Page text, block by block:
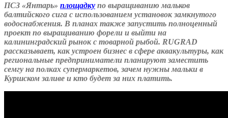
ПСЗ «Янтарь» площадку по выращиванию мальков
балтийского сига с использованием установок замкнутого
водоснабжения. В планах также запустить полноценный
проект по выращиванию форели и выйти на
калининградский рынок с товарной рыбой. RUGRAD
рассказывает, как устроен бизнес в сфере аквакультуры, как
региональные предприниматели планируют заместить
семгу на полках супермаркетов, зачем нужны мальки в
Куршском заливе и кто будет за них платить.